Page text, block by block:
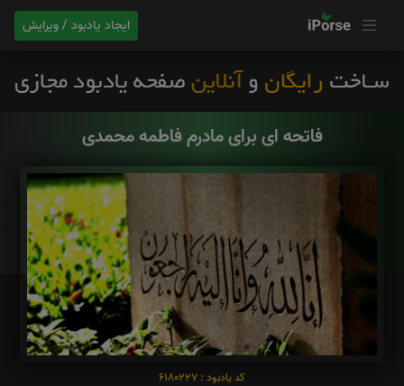
ایجاد یادبود / ویرایش
فاتحه ای برای مادرم فاطمه محمدی
کد یادبود : 6180227